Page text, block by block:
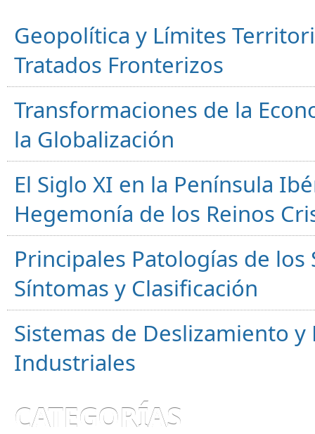
Geopolítica y Límites
Tratados Fronterizos
Transformaciones de la
la Globalización
El Siglo XI en la Península
Hegemonía de los Reinos
Principales Patologías de
Síntomas y Clasificación
Sistemas de Deslizamiento
Industriales
CATEGORÍAS